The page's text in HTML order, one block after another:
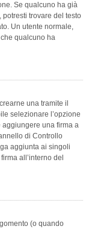
Se qualcuno ha già
trovare del testo
Un utente normale,
qualcuno ha
una tramite il
selezionare l’opzione
una firma a
di Controllo
aggiunta ai singoli
all’interno del
(o quando